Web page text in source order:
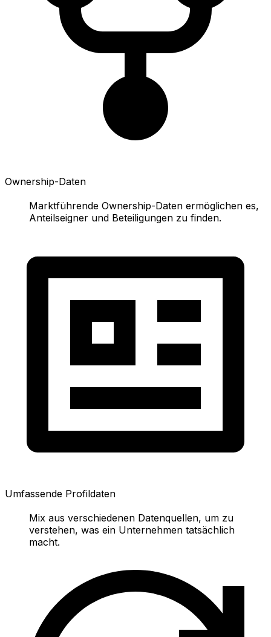
Ownership-Daten
Marktführende Ownership-Daten ermöglichen es,
Anteilseigner und Beteiligungen zu finden.
Umfassende Profildaten
Mix aus verschiedenen Datenquellen, um zu
verstehen, was ein Unternehmen tatsächlich
macht.